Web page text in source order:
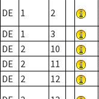
DE
1 2
DE
1 3
DE
2 10
DE
2 11
DE
2 12